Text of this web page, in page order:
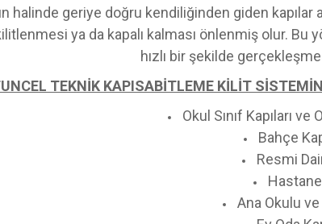
halinde geriye doğru kendiliğinden giden
kilitlenmesi ya da kapalı kalması önlenmiş olur.
hızlı bir şekilde
TEKNİK KAPISABİTLEME KİLİT
Okul Sınıf Kapıları ve
Bahçe
Resmi
Ana Okulu